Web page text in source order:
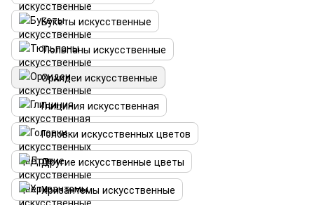
Букеты искусственные
Тюльпаны искусственные
Орхидеи искусственные
Глициния искусственная
Головки искусственных цветов
Другие искусственные цветы
Хризантемы искусственные